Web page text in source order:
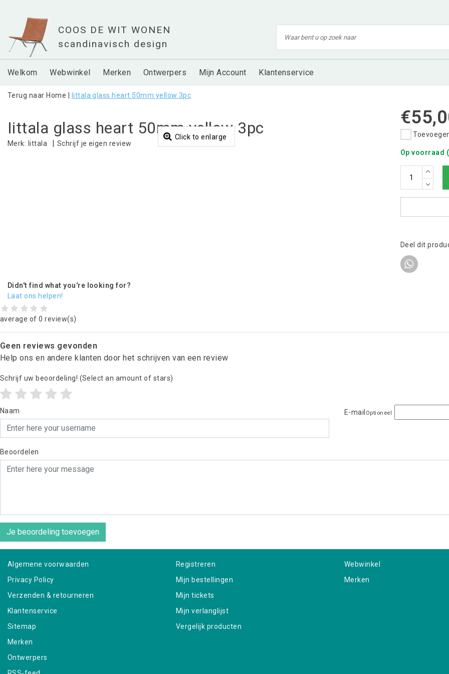
Welkom Webwinkel Merken Ontwerpers Mijn Account Klantenservice
Terug naar Home Iittala glass heart 50mm yellow 3pc
Iittala glass heart 50mm yellow 3pc
Merk: Iittala | Schrijf je eigen review
Click to enlarge
Op voorraad
Deel dit
Didn't find what you're looking for?
Laat ons helpen!
average of 0 review(s)
Geen reviews gevonden
Help ons en andere klanten door het schrijven van een review
Schrijf uw beoordeling! (Select an amount of stars)
Naam E-mail Optioneel
Beoordelen
Je beoordeling toevoegen
Algemene voorwaarden
Privacy Policy
Verzenden & retourneren
Klantenservice
Sitemap
Merken
Ontwerpers
Registreren
Mijn bestellingen
Mijn tickets
Mijn verlanglijst
Vergelijk producten
Webwinkel
Merken